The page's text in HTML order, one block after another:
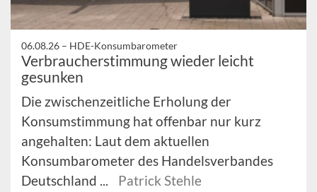
06.08.26 – HDE-Konsumbarometer
Verbraucherstimmung wieder leicht
gesunken
Die zwischenzeitliche Erholung der
Konsumstimmung hat offenbar nur kurz
angehalten: Laut dem aktuellen
Konsumbarometer des Handelsverbandes
Deutschland ...
Patrick Stehle